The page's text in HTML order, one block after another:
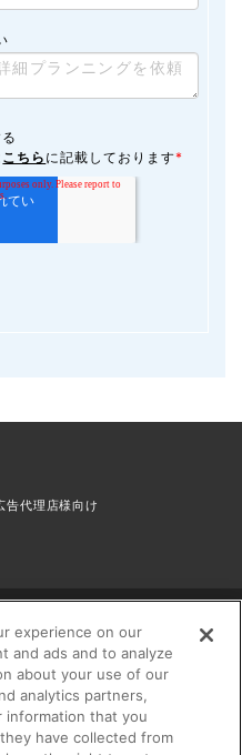
こちら に記載しております*
告代理店様向け
experience on our
and ads and to analyze
about your use of our
analytics partners,
information that you
have collected from